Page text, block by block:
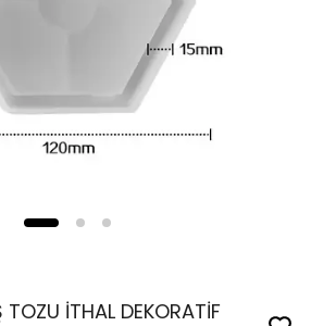
TOZU İTHAL DEKORATİF